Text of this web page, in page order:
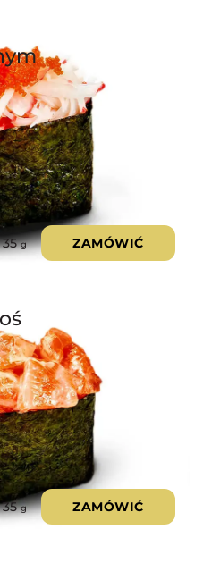
35g ZAMÓWIĆ
35g ZAMÓWIĆ